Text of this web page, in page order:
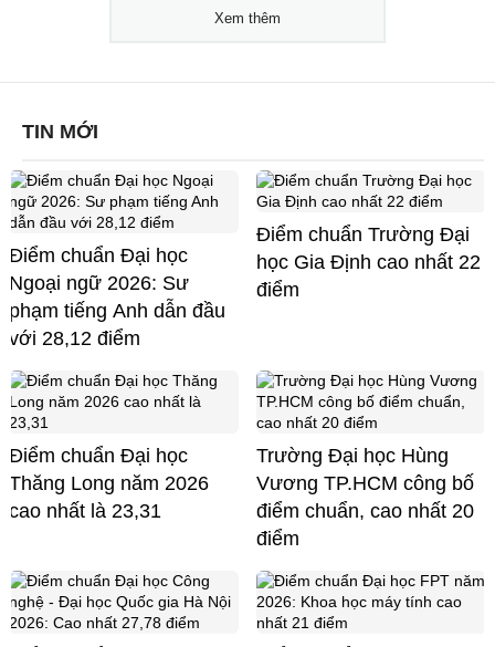
Xem thêm
TIN MỚI
Điểm chuẩn Đại học
Ngoại ngữ 2026: Sư
phạm tiếng Anh dẫn đầu
với 28,12 điểm
Điểm chuẩn Trường Đại
học Gia Định cao nhất 22
điểm
Điểm chuẩn Đại học
Thăng Long năm 2026
cao nhất là 23,31
Trường Đại học Hùng
Vương TP.HCM công bố
điểm chuẩn, cao nhất 20
điểm